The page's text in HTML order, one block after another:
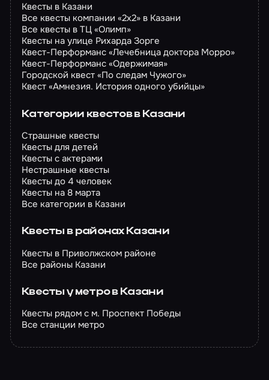
Квесты в Казани
Все квесты компании «2х2» в Казани
Все квесты в ТЦ «Олимп»
Квесты на улице Рихарда Зорге
Квест-Перформанс «Лечебница доктора Морро»
Квест-Перформанс «Одержимая»
Городской квест «По следам Чужого»
Квест «Амнезия. История одного убийцы»
Категории квестов в Казани
Страшные квесты
Квесты для детей
Квесты с актерами
Нестрашные квесты
Квесты до 4 человек
Квесты на 8 марта
Все категории в Казани
Квесты в районах Казани
Квесты в Приволжском районе
Все районы Казани
Квесты у метро в Казани
Квесты рядом с м. Проспект Победы
Все станции метро